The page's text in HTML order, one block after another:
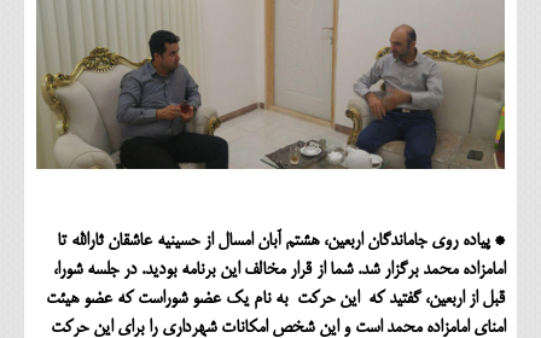
* پیاده روی جاماندگان اربعین، هشتم آبان امسال از حسینیه عاشقان ثارالله تا
امامزاده محمد برگزار شد. شما از قرار مخالف این برنامه بودید. در جلسه شورا،
قبل از اربعین، گفتید که این حرکت به نام یک عضو شوراست که عضو هیئت
امنای امامزاده محمد است و این شخص امکانات شهرداری را برای این حرکت